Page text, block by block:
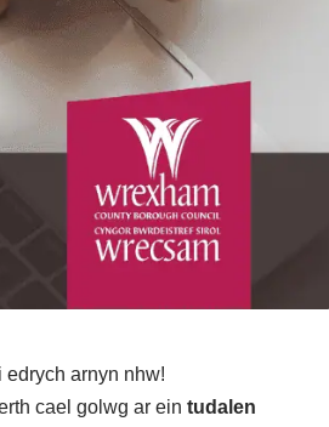
arnyn nhw!
cael golwg ar ein tudalen